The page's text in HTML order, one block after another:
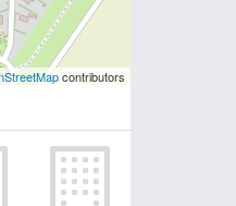
contributors